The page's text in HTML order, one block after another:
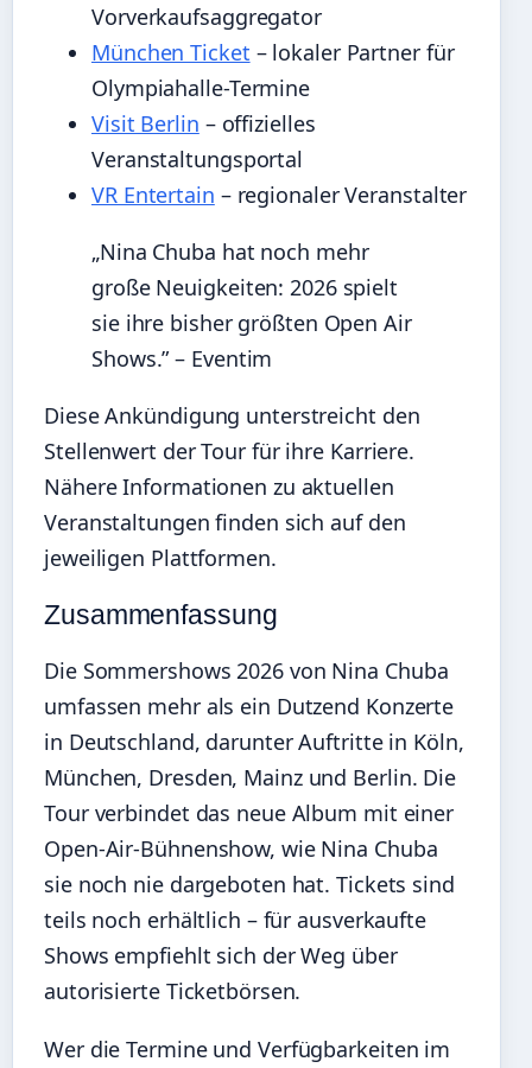
Vorverkaufsaggregator
München Ticket – lokaler Partner für
Olympiahalle-Termine
Visit Berlin – offizielles
Veranstaltungsportal
VR Entertain – regionaler Veranstalter
„Nina Chuba hat noch mehr
große Neuigkeiten: 2026 spielt
sie ihre bisher größten Open Air
Shows.” – Eventim
Diese Ankündigung unterstreicht den
Stellenwert der Tour für ihre Karriere.
Nähere Informationen zu aktuellen
Veranstaltungen finden sich auf den
jeweiligen Plattformen.
Zusammenfassung
Die Sommershows 2026 von Nina Chuba
umfassen mehr als ein Dutzend Konzerte
in Deutschland, darunter Auftritte in Köln,
München, Dresden, Mainz und Berlin. Die
Tour verbindet das neue Album mit einer
Open-Air-Bühnenshow, wie Nina Chuba
sie noch nie dargeboten hat. Tickets sind
teils noch erhältlich – für ausverkaufte
Shows empfiehlt sich der Weg über
autorisierte Ticketbörsen.
Wer die Termine und Verfügbarkeiten im